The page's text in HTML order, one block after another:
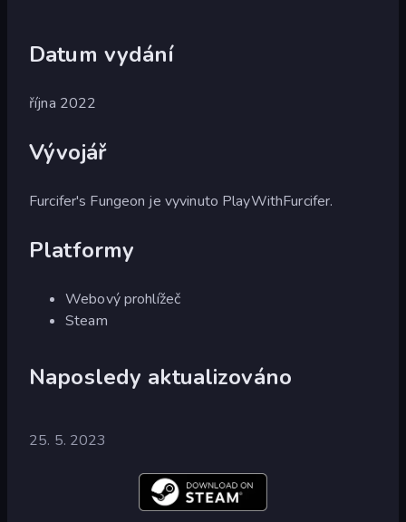
Datum vydání
října 2022
Vývojář
Furcifer's Fungeon je vyvinuto PlayWithFurcifer.
Platformy
Webový prohlížeč
Steam
Naposledy aktualizováno
25. 5. 2023